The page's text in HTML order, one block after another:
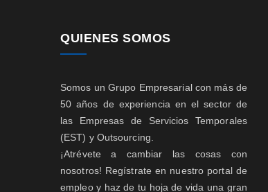
QUIENES SOMOS
Somos un Grupo Empresarial con más de
50 años de experiencia en el sector de
las Empresas de Servicios Temporales
(EST) y Outsourcing.
¡Atrévete a cambiar las cosas con
nosotros! Regístrate en nuestro portal de
empleo y haz de tu hoja de vida una gran